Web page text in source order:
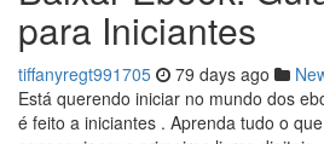
para Iniciantes
tiffanyregt991705 79 days ago
Está querendo iniciar no mundo dos
é feito a iniciantes . Aprenda tudo o